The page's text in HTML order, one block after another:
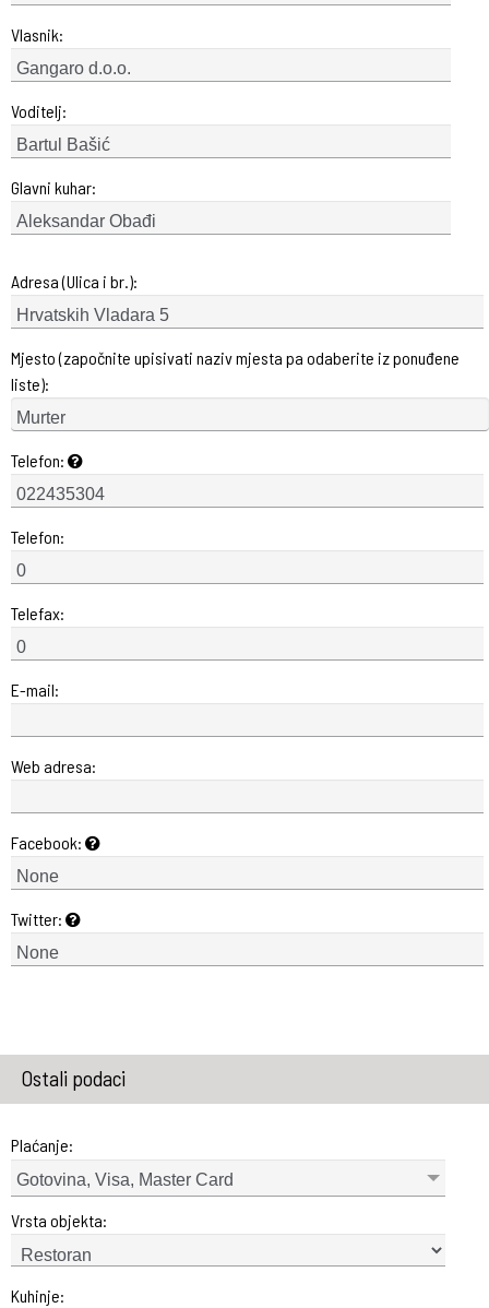
Vlasnik:
Voditelj:
Glavni kuhar:
Adresa (Ulica i br.):
Mjesto (započnite upisivati naziv mjesta pa odaberite iz ponuđene
liste):
Telefon:
Telefon:
Telefax:
E-mail:
Web adresa:
Facebook:
Twitter:
Ostali podaci
Plaćanje:
Gotovina, Visa, Master Card
Vrsta objekta:
Kuhinje: